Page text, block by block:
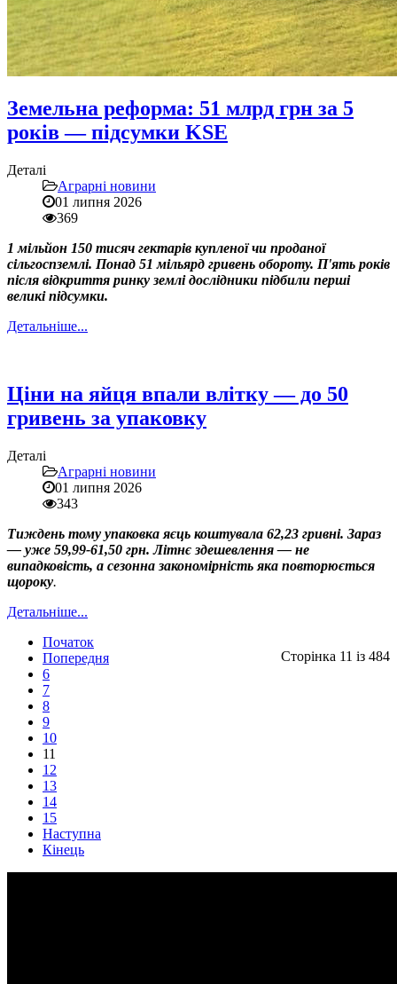
Земельна реформа: 51 млрд грн за 5
років — підсумки KSE
Деталі
Аграрні новини
01 липня 2026
369
1 мільйон 150 тисяч гектарів купленої чи проданої
сільгоспземлі. Понад 51 мільярд гривень обороту. П'ять років
після відкриття ринку землі дослідники підбили перші
великі підсумки.
Детальніше...
Ціни на яйця впали влітку — до 50
гривень за упаковку
Деталі
Аграрні новини
01 липня 2026
343
Тиждень тому упаковка яєць коштувала 62,23 гривні. Зараз
— уже 59,99-61,50 грн. Літнє здешевлення — не
випадковість, а сезонна закономірність яка повторюється
щороку.
Детальніше...
Сторінка 11 із 484
Початок
Попередня
6
7
8
9
10
11
12
13
14
15
Наступна
Кінець